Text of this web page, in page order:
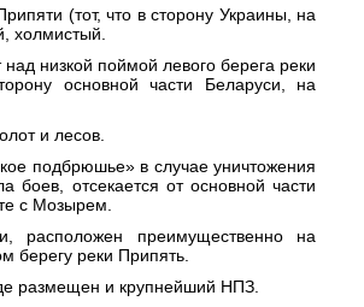
(тот, что в сторону Украины, на
холмистый.
низкой поймой левого берега реки
основной части Беларуси, на
и лесов.
подбрюшье» в случае уничтожения
боев, отсекается от основной части
с Мозырем.
расположен преимущественно на
берегу реки Припять.
размещен и крупнейший НПЗ.